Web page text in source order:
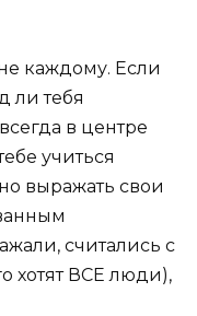
каждому. Если
ли тебя
в центре
учиться
выражать свои
считались с
хотят ВСЕ люди),